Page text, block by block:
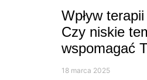
Wpływ
Czy niskie
wspomagać
18 marca 2025